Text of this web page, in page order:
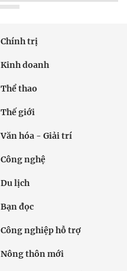
Chính trị
Kinh doanh
Thể thao
Thế giới
Văn hóa - Giải trí
Công nghệ
Du lịch
Bạn đọc
Công nghiệp hỗ trợ
Nông thôn mới